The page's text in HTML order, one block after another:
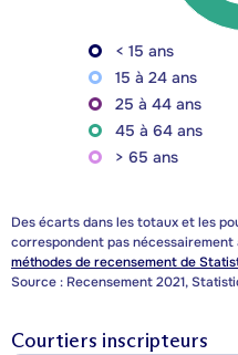
< 15 ans
15 à 24 ans
25 à 44 ans
45 à 64 ans
> 65 ans
Des écarts dans les totaux et les
correspondent pas
méthodes de recensement de
Source : Recensement 2021,
Courtiers inscripteurs